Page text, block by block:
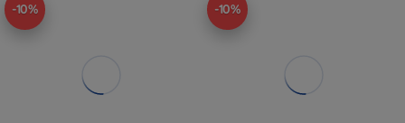
-10% -10%